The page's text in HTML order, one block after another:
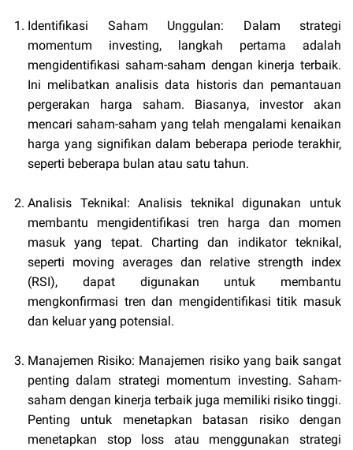
Identifikasi Saham Unggulan: Dalam strategi
momentum investing, langkah pertama adalah
mengidentifikasi saham-saham dengan kinerja terbaik.
Ini melibatkan analisis data historis dan pemantauan
pergerakan harga saham. Biasanya, investor akan
mencari saham-saham yang telah mengalami kenaikan
harga yang signifikan dalam beberapa periode terakhir,
seperti beberapa bulan atau satu tahun.
Analisis Teknikal: Analisis teknikal digunakan untuk
membantu mengidentifikasi tren harga dan momen
masuk yang tepat. Charting dan indikator teknikal,
seperti moving averages dan relative strength index
(RSI), dapat digunakan untuk membantu
mengkonfirmasi tren dan mengidentifikasi titik masuk
dan keluar yang potensial.
Manajemen Risiko: Manajemen risiko yang baik sangat
penting dalam strategi momentum investing. Saham-
saham dengan kinerja terbaik juga memiliki risiko tinggi.
Penting untuk menetapkan batasan risiko dengan
menetapkan stop loss atau menggunakan strategi